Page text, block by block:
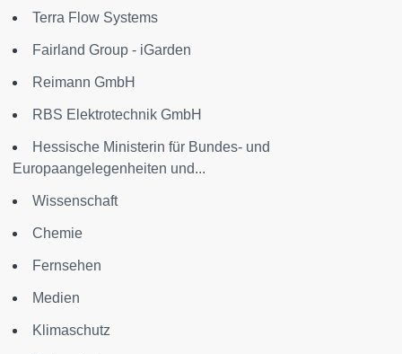
Terra Flow Systems
Fairland Group - iGarden
Reimann GmbH
RBS Elektrotechnik GmbH
Hessische Ministerin für Bundes- und
Europaangelegenheiten und...
Wissenschaft
Chemie
Fernsehen
Medien
Klimaschutz